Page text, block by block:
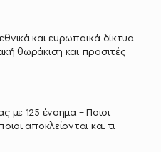
και ευρωπαϊκά δίκτυα
θωράκιση και προσιτές
με 125 ένσημα – Ποιοι
αποκλείονται και τι